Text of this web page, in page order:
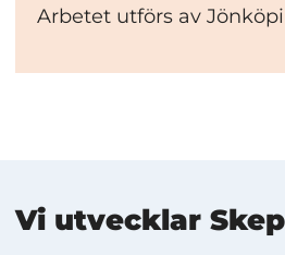
Arbetet utförs av
Mer
Vi utvecklar